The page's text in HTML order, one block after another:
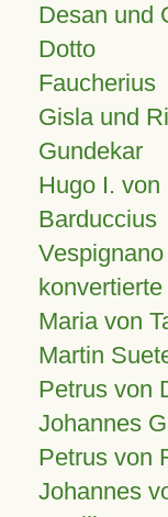
Desan und
Dotto
Faucherius
Gisla und
Gundekar
Hugo I. von
Vespignano
Maria von
Martin
Petrus von
Johannes
Petrus von
Johannes